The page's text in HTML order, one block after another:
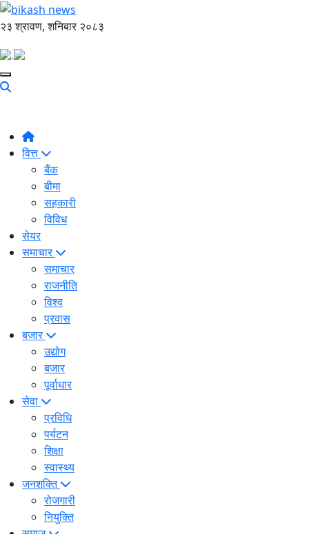
२३ श्रावण, शनिबार २०८३
वित्त
बैंक
बीमा
सहकारी
विविध
सेयर
समाचार
समाचार
राजनीति
विश्व
प्रवास
बजार
उद्योग
बजार
पूर्वाधार
सेवा
प्रविधि
पर्यटन
शिक्षा
स्वास्थ्य
जनशक्ति
रोजगारी
नियुक्ति